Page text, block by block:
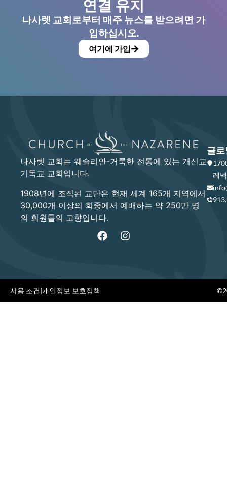
연결 유지
나사렛 교회로부터 매주 뉴스를 받으려면 가
입하십시오.
여기에 가입
나사렛 교회는 웨슬리안-거룩한 전통에 있는 개신교
기독교 교회입니다.
1908년에 조직된 교단은 현재 세계 165개 지역에서
30,000개 이상의 회중에서 예배하는 약 250만 명
의 회원들의 고향입니다.
글로
레
사용 조건|개인정보 보호정책